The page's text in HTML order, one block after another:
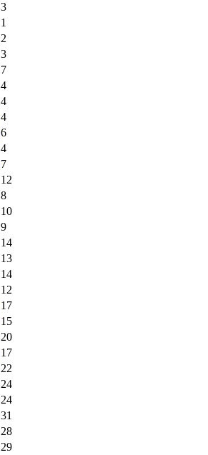
3
1
2
3
7
4
4
4
6
4
7
12
8
10
9
14
13
14
12
17
15
20
17
22
24
24
31
28
29